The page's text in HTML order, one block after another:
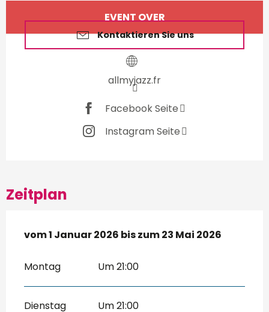
Öffnungszeiten &
EVENT OVER
Kontaktieren Sie uns
allmyjazz.fr
Facebook Seite
Instagram Seite
Zeitplan
vom1 Januar 2026 bis zum23 Mai 2026
vom1 Januar 2026 bis zum23 Mai 2026
Montag Um 21:00
Dienstag Um 21:00